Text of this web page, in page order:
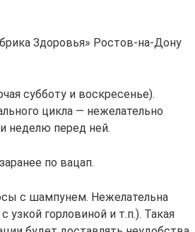
Здоровья» Ростов-на-Дону
субботу и воскресенье).
цикла — нежелательно
неделю перед ней.
по вацап.
с шампунем. Нежелательна
узкой горловиной и т.п.). Такая